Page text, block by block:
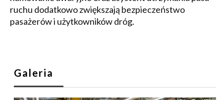
ruchu dodatkowo zwiększają bezpieczeństwo
pasażerów i użytkowników dróg.
Galeria